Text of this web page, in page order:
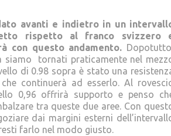
avanti e indietro in un
rispetto al franco svizzero
con questo andamento.
siamo tornati praticamente nel
di 0.98 sopra è stato una
continuerà ad esserlo. Al
0,96 offrirà supporto e penso
tra queste due aree. Con
dai margini esterni
farlo nel modo giusto.